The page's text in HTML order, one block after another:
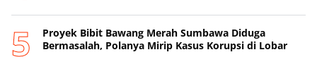
Proyek Bibit Bawang Merah Sumbawa Diduga
Bermasalah, Polanya Mirip Kasus Korupsi di Lobar